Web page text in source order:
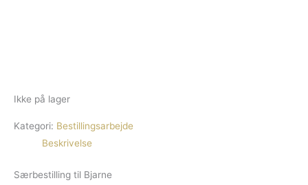
Ikke på lager
Kategori: Bestillingsarbejde
Beskrivelse
Særbestilling til Bjarne